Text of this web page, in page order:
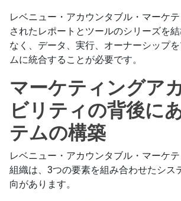
レベニュー・アカウンタブル・マーケ
されたレポートとツールのシリーズを
なく、データ、実行、オーナーシップ
ムに統合することが必要です。
マーケティングア
ビリティの背後に
テムの構築
レベニュー・アカウンタブル・マーケ
組織は、3つの要素を組み合わせたシス
向があります。